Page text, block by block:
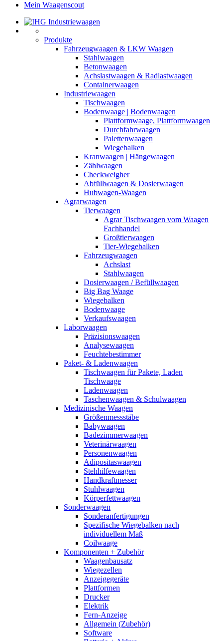
Mein Waagenscout
Produkte
Fahrzeugwaagen & LKW Waagen
Stahlwaagen
Betonwaagen
Achslastwaagen & Radlastwaagen
Containerwaagen
Industriewaagen
Tischwaagen
Bodenwaage | Bodenwaagen
Plattformwaage, Plattformwaagen
Durchfahrwaagen
Palettenwaagen
Wiegebalken
Kranwaagen | Hängewaagen
Zählwaagen
Checkweigher
Abfüllwaagen & Dosierwaagen
Hubwagen-Waagen
Agrarwaagen
Tierwaagen
Agrar Tischwaagen vom Waagen
Fachhandel
Großtierwaagen
Tier-Wiegebalken
Fahrzeugwaagen
Achslast
Stahlwaagen
Dosierwaagen / Befüllwaagen
Big Bag Waage
Wiegebalken
Bodenwaage
Verkaufswaagen
Laborwaagen
Präzisionswaagen
Analysewaagen
Feuchtebestimmer
Paket- & Ladenwaagen
Tischwaagen für Pakete, Laden
Tischwaage
Ladenwaagen
Taschenwaagen & Schulwaagen
Medizinische Waagen
Größenmessstäbe
Babywaagen
Badezimmerwaagen
Veterinärwaagen
Personenwaagen
Adipositaswaagen
Stehhilfewaagen
Handkraftmesser
Stuhlwaagen
Körperfettwaagen
Sonderwaagen
Sonderanfertigungen
Spezifische Wiegebalken nach
individuellem Maß
Coilwaage
Komponenten + Zubehör
Waagenbausatz
Wiegezellen
Anzeigegeräte
Plattformen
Drucker
Elektrik
Fern-Anzeige
Allgemein (Zubehör)
Software